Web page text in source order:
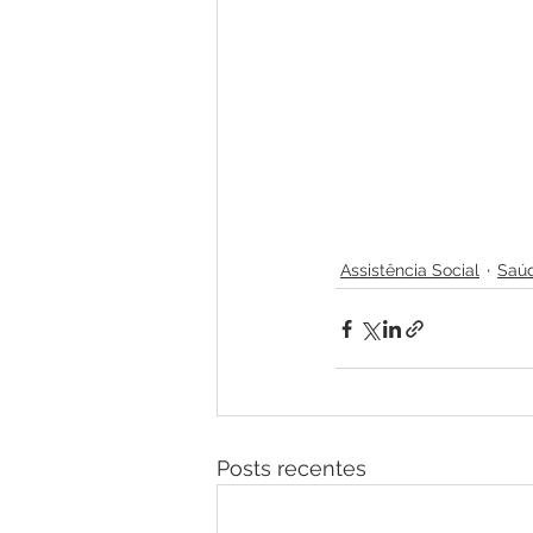
Assistência Social
Posts recentes